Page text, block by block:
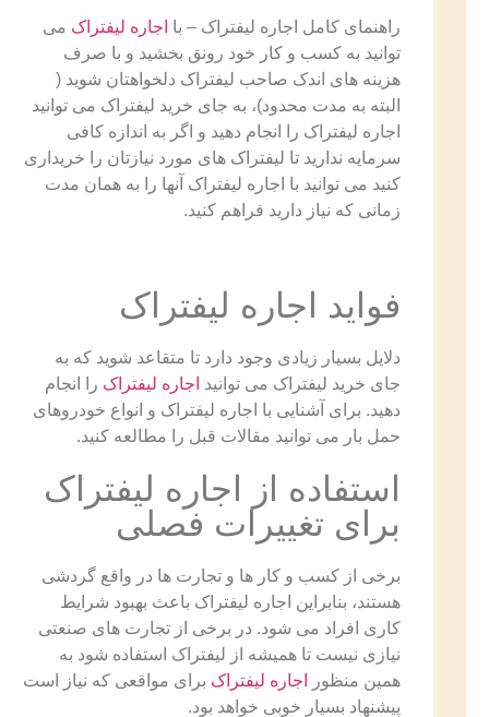
راهنمای کامل اجاره لیفتراک – با اجاره لیفتراک می
توانید به کسب و کار خود رونق بخشید و با صرف
هزینه های اندک صاحب لیفتراک دلخواهتان شوید (
البته به مدت محدود)، به جای خرید لیفتراک می توانید
اجاره لیفتراک را انجام دهید و اگر به اندازه کافی
سرمایه ندارید تا لیفتراک های مورد نیازتان را خریداری
کنید می توانید با اجاره لیفتراک آنها را به همان مدت
زمانی که نیاز دارید فراهم کنید.
فواید اجاره لیفتراک
دلایل بسیار زیادی وجود دارد تا متقاعد شوید که به
جای خرید لیفتراک می توانید اجاره لیفتراک را انجام
دهید. برای آشنایی با اجاره لیفتراک و انواع خودروهای
حمل بار می توانید مقالات قبل را مطالعه کنید.
استفاده از اجاره لیفتراک
برای تغییرات فصلی
برخی از کسب و کار ها و تجارت ها در واقع گردشی
هستند، بنابراین اجاره لیفتراک باعث بهبود شرایط
کاری افراد می شود. در برخی از تجارت های صنعتی
نیازی نیست تا همیشه از لیفتراک استفاده شود به
همین منظور
اجاره لیفتراک برای مواقعی که نیاز است
پیشنهاد بسیار خوبی خواهد بود.